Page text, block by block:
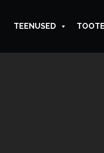
TEENUSED